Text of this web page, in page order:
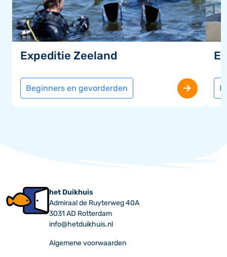
Expeditie Zeeland
Beginners en gevorderden
het Duikhuis
Admiraal de Ruyterweg 40A
3031 AD Rotterdam
info@hetduikhuis.nl
Algemene voorwaarden